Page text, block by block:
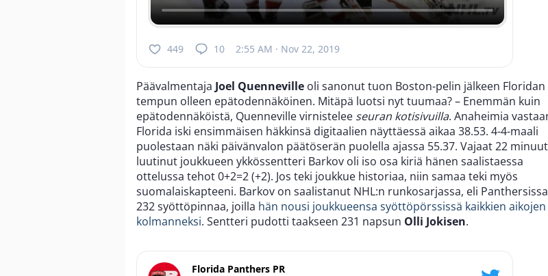
449 10 2:55 AM · Nov 22, 2019
Päävalmentaja Joel Quenneville oli sanonut tuon Boston-pelin jälkeen Floridan
tempun olleen epätodennäköinen. Mitäpä luotsi nyt tuumaa? – Enemmän kuin
epätodennäköistä, Quenneville virnistelee seuran kotisivuilla. Anaheimia
Florida iski ensimmäisen häkkinsä digitaalien näyttäessä aikaa 38.53. 4-4-maali
puolestaan näki päivänvalon päätöserän puolella ajassa 55.37. Vajaat 22
luutinut joukkueen ykkössentteri Barkov oli iso osa kiriä hänen saalistaessa
ottelussa tehot 0+2=2 (+2). Jos teki joukkue historiaa, niin samaa teki myös
suomalaiskapteeni. Barkov on saalistanut NHL:n runkosarjassa, eli
232 syöttöpinnaa, joilla hän nousi joukkueensa syöttöpörssissä kaikkien aikojen
kolmanneksi. Sentteri pudotti taakseen 231 napsun Olli Jokisen.
Florida Panthers PR